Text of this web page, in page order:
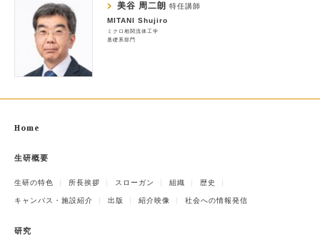
美谷 周二朗 特任講師
MITANI Shujiro
ミクロ相関流体工学
基礎系部門
Home
生研概要
生研の特色 所長挨拶 スローガン 組織 歴史
キャンパス・施設紹介 出版 紹介映像 社会への情報発信
研究